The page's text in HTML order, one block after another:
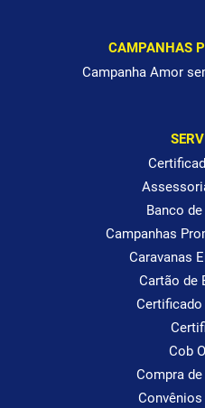
CAMPANHAS
Campanha Amor
Banco
Campanhas
Caravanas
Cartão de
Certificado
Cob
Compra